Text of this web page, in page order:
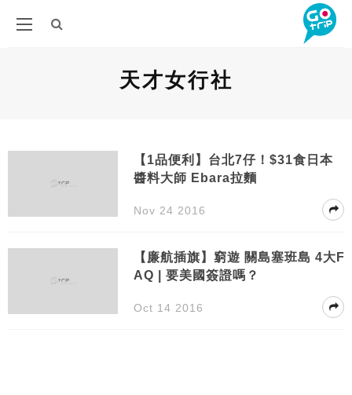
天才女行社
【1品便利】台北7仔！$31食日本
醬料大師 Ebara拉麵
Nov 24 2016
【廉航插旗】窮遊 關島塞班島 4大F
AQ | 要美國簽證嗎？
Oct 14 2016